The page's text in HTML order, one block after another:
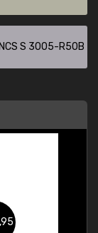
NCS S 3005-R50B